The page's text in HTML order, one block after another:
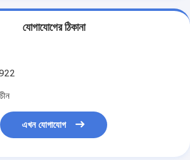
যোগাযোগের ঠিকানা
এখন যোগাযোগ